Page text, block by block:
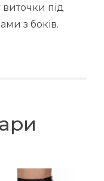
під
з боків.